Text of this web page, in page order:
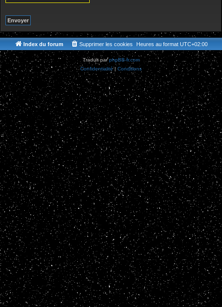
r
Index du forum Heures au format UTC+02:00
Supprimer les cookies
Traduit parphpBB-fr.com
Confidentialité| Conditions